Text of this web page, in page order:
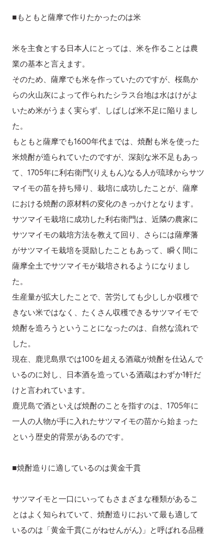
■もともと薩摩で作りたかったのは米
米を主食とする日本人にとっては、米を作ることは農
業の基本と言えます。
そのため、薩摩でも米を作っていたのですが、桜島か
らの火山灰によって作られたシラス台地は水はけがよ
いため米がうまく実らず、しばしば米不足に陥りまし
た。
もともと薩摩でも1600年代までは、焼酎も米を使った
米焼酎が造られていたのですが、深刻な米不足もあっ
て、1705年に利右衛門(りえもん)なる人が琉球からサツ
マイモの苗を持ち帰り、栽培に成功したことが、薩摩
における焼酎の原材料の変化のきっかけとなります。
サツマイモ栽培に成功した利右衛門は、近隣の農家に
サツマイモの栽培方法を教えて回り、さらには薩摩藩
がサツマイモ栽培を奨励したこともあって、瞬く間に
薩摩全土でサツマイモが栽培されるようになりまし
た。
生産量が拡大したことで、苦労しても少ししか収穫で
きない米ではなく、たくさん収穫できるサツマイモで
焼酎を造ろうということになったのは、自然な流れで
した。
現在、鹿児島県では100を超える酒蔵が焼酎を仕込んで
いるのに対し、日本酒を造っている酒蔵はわずか1軒だ
けと言われています。
鹿児島で酒といえば焼酎のことを指すのは、1705年に
一人の人物が手に入れたサツマイモの苗から始まった
という歴史的背景があるのです。
■焼酎造りに適しているのは黄金千貫
サツマイモと一口にいってもさまざまな種類があるこ
とはよく知られていて、焼酎造りにおいて最も適して
いるのは「黄金千貫(こがねせんがん)」と呼ばれる品種